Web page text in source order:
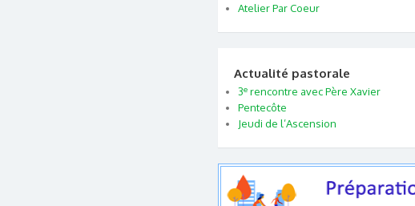
Atelier Par Coeur
Actualité pastorale
3e rencontre avec Père Xavier
Pentecôte
Jeudi de l’Ascension